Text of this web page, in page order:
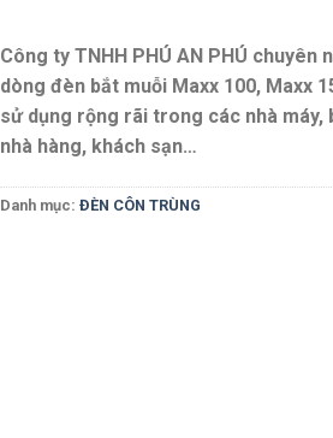
Công ty TNHH PHÚ AN PHÚ chuyên
dòng đèn bắt muỗi Maxx 100, Maxx
sử dụng rộng rãi trong các nhà máy,
nhà hàng, khách sạn…
Danh mục: ĐÈN CÔN TRÙNG